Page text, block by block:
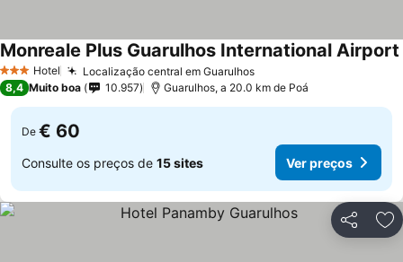
3 EstrelasHotel Localização central em Guarulhos
Monreale Plus Guarulhos International Airport
8,4 Muito boa 10.957 Guarulhos, a 20.0 km de Poá
De € 60
Consulte os preços de 15 sites Ver preços
Partilhar